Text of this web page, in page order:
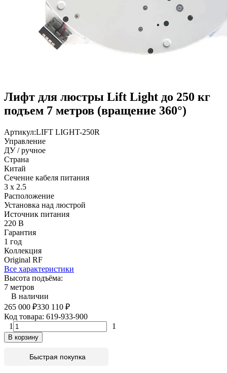
Лифт для люстры Lift Light до 250 кг
подъем 7 метров (вращение 360°)
Артикул:LIFT LIGHT-250R
Управление
ДУ / ручное
Страна
Китай
Сечение кабеля питания
3 х 2.5
Расположение
Установка над люстрой
Источник питания
220 В
Гарантия
1 год
Коллекция
Original RF
Все характеристики
Высота подъёма:
7 метров
В наличии
265 000 ₽330 110 ₽
Код товара: 619-933-900
1
1
В корзину
Быстрая покупка